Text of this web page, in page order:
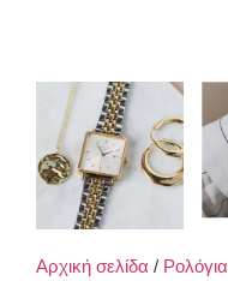
Αρχική σελίδα / Ρολόγια